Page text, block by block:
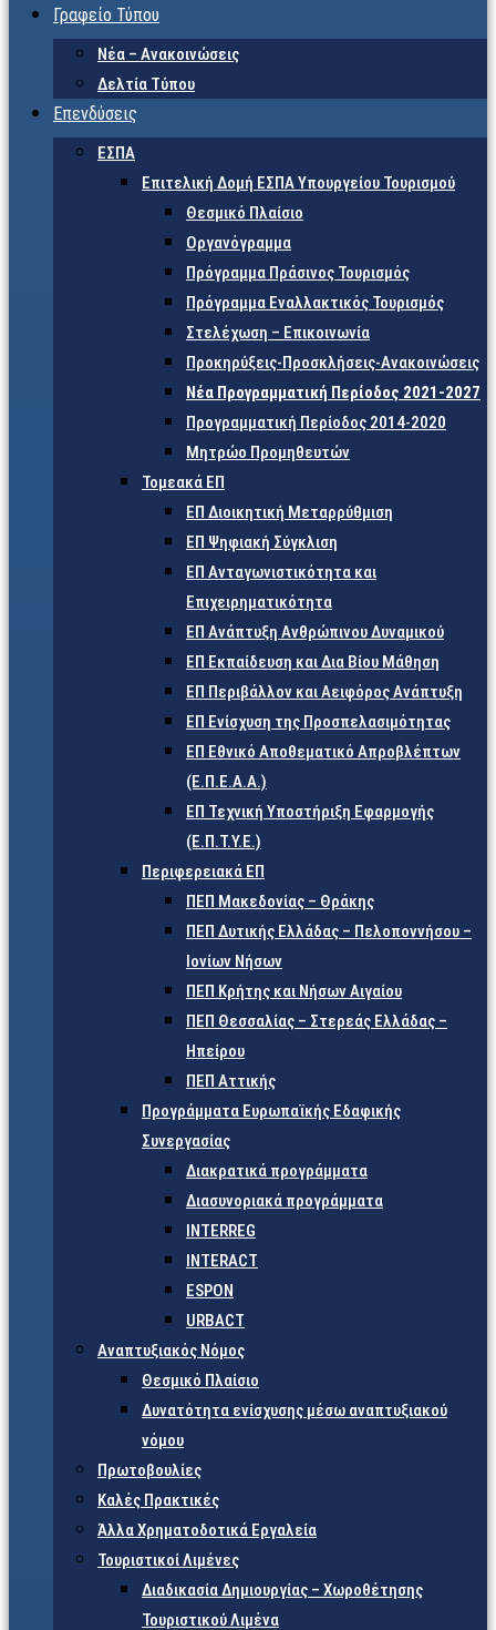
Γραφείο Τύπου
Νέα – Ανακοινώσεις
Δελτία Τύπου
Επενδύσεις
ΕΣΠΑ
Επιτελική Δομή ΕΣΠΑ Υπουργείου Τουρισμού
Θεσμικό Πλαίσιο
Οργανόγραμμα
Πρόγραμμα Πράσινος Τουρισμός
Πρόγραμμα Εναλλακτικός Τουρισμός
Στελέχωση – Επικοινωνία
Προκηρύξεις-Προσκλήσεις-Ανακοινώσεις
Νέα Προγραμματική Περίοδος 2021-2027
Προγραμματική Περίοδος 2014-2020
Μητρώο Προμηθευτών
Τομεακά ΕΠ
ΕΠ Διοικητική Μεταρρύθμιση
ΕΠ Ψηφιακή Σύγκλιση
ΕΠ Ανταγωνιστικότητα και
Επιχειρηματικότητα
ΕΠ Ανάπτυξη Ανθρώπινου Δυναμικού
ΕΠ Εκπαίδευση και Δια Βίου Μάθηση
ΕΠ Περιβάλλον και Αειφόρος Ανάπτυξη
ΕΠ Ενίσχυση της Προσπελασιμότητας
ΕΠ Εθνικό Αποθεματικό Απροβλέπτων
(Ε.Π.Ε.Α.Α.)
ΕΠ Τεχνική Υποστήριξη Εφαρμογής
(Ε.Π.Τ.Υ.Ε.)
Περιφερειακά ΕΠ
ΠΕΠ Μακεδονίας – Θράκης
ΠΕΠ Δυτικής Ελλάδας – Πελοποννήσου –
Ιονίων Νήσων
ΠΕΠ Κρήτης και Νήσων Αιγαίου
ΠΕΠ Θεσσαλίας – Στερεάς Ελλάδας –
Ηπείρου
ΠΕΠ Αττικής
Προγράμματα Ευρωπαϊκής Εδαφικής
Συνεργασίας
Διακρατικά προγράμματα
Διασυνοριακά προγράμματα
INTERREG
INTERACT
ESPON
URBACT
Αναπτυξιακός Νόμος
Θεσμικό Πλαίσιο
Δυνατότητα ενίσχυσης μέσω αναπτυξιακού
νόμου
Πρωτοβουλίες
Καλές Πρακτικές
Άλλα Χρηματοδοτικά Εργαλεία
Τουριστικοί Λιμένες
Διαδικασία Δημιουργίας – Χωροθέτησης
Τουριστικού Λιμένα